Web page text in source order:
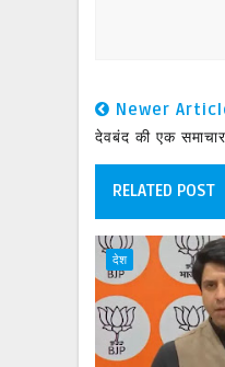
Newer
देवबंद की एक
RELATED POST
देश